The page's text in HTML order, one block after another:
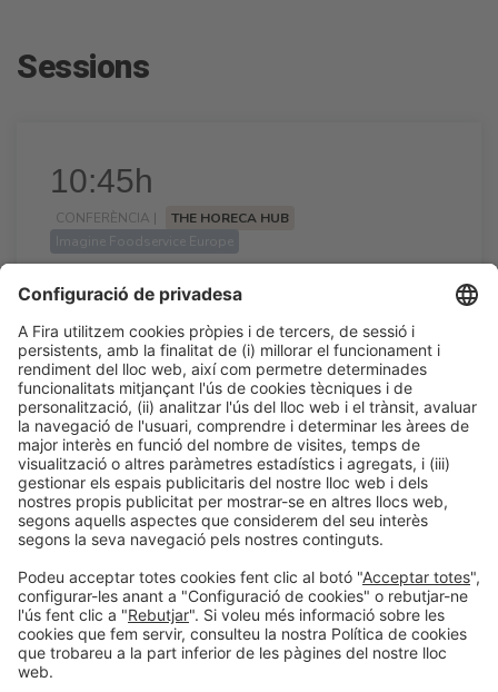
Sessions
10:45h
CONFERÈNCIA |
THE HORECA HUB
Imagine Foodservice Europe
Perspectives Econòmiques a Europa
Dt 24
10:45h - 11:15h
Talk Stage 2 - The Horeca Hub
Accés lliure
LLegir més